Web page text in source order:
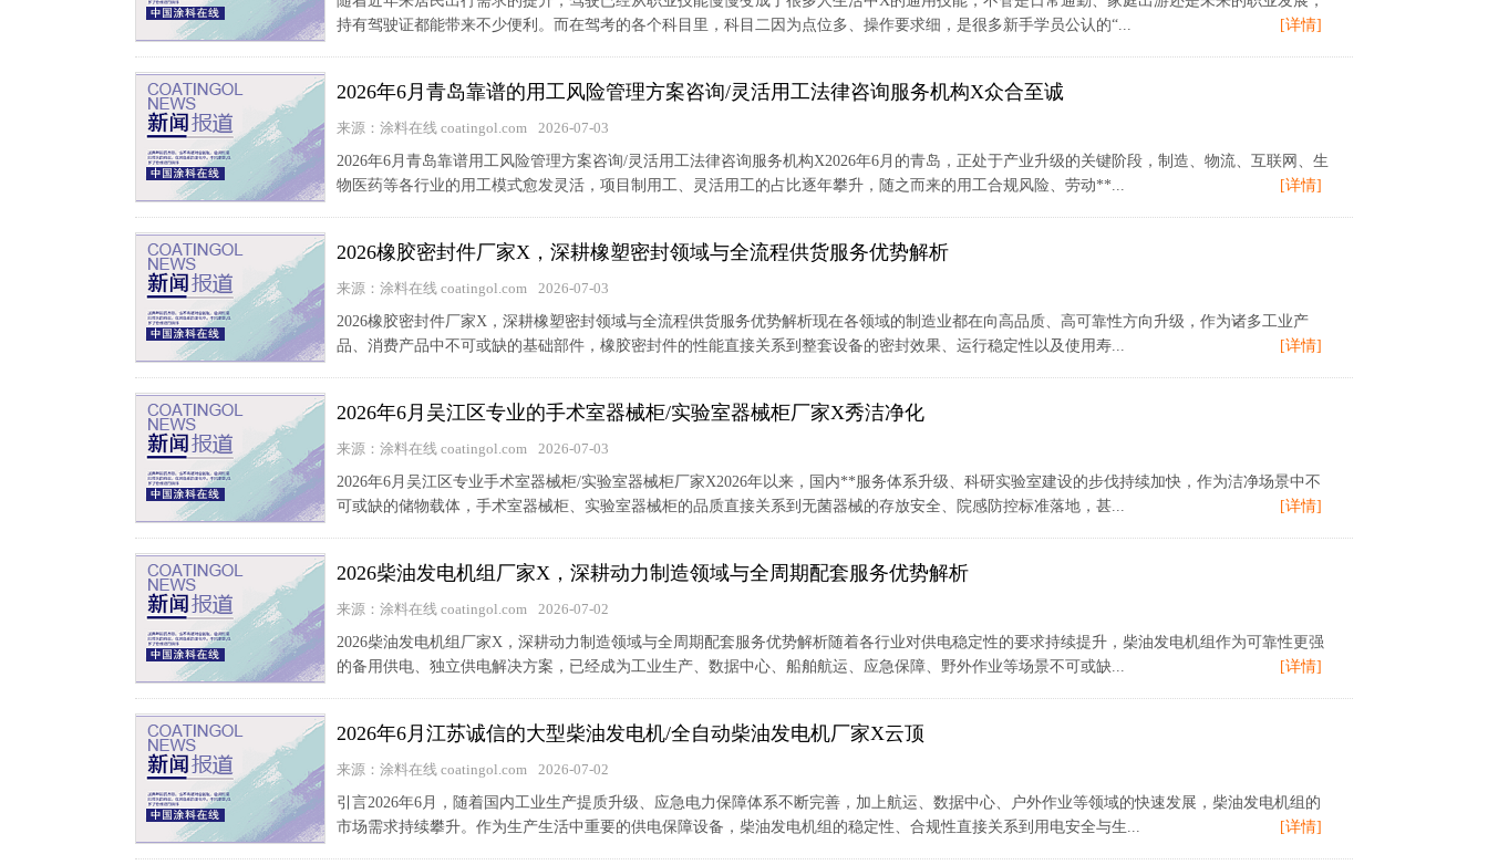
持有驾驶证都能带来不少便利。而在驾考的各个科目里，科目二因为点位多、操作要求细，是很多新手学员公认的“...
[详情]
2026年6月青岛靠谱的用工风险管理方案咨询/灵活用工法律咨询服务机构X众合至诚
来源：涂料在线 coatingol.com
2026-07-03
2026年6月青岛靠谱用工风险管理方案咨询/灵活用工法律咨询服务机构X2026年6月的青岛，正处于产业升级的关键阶段，制造、物流、互联网、生
物医药等各行业的用工模式愈发灵活，项目制用工、灵活用工的占比逐年攀升，随之而来的用工合规风险、劳动**...
[详情]
2026橡胶密封件厂家X，深耕橡塑密封领域与全流程供货服务优势解析
来源：涂料在线 coatingol.com
2026-07-03
2026橡胶密封件厂家X，深耕橡塑密封领域与全流程供货服务优势解析现在各领域的制造业都在向高品质、高可靠性方向升级，作为诸多工业产
品、消费产品中不可或缺的基础部件，橡胶密封件的性能直接关系到整套设备的密封效果、运行稳定性以及使用寿...
[详情]
2026年6月吴江区专业的手术室器械柜/实验室器械柜厂家X秀洁净化
来源：涂料在线 coatingol.com
2026-07-03
2026年6月吴江区专业手术室器械柜/实验室器械柜厂家X2026年以来，国内**服务体系升级、科研实验室建设的步伐持续加快，作为洁净场景中不
可或缺的储物载体，手术室器械柜、实验室器械柜的品质直接关系到无菌器械的存放安全、院感防控标准落地，甚...
[详情]
2026柴油发电机组厂家X，深耕动力制造领域与全周期配套服务优势解析
来源：涂料在线 coatingol.com
2026-07-02
2026柴油发电机组厂家X，深耕动力制造领域与全周期配套服务优势解析随着各行业对供电稳定性的要求持续提升，柴油发电机组作为可靠性更强
的备用供电、独立供电解决方案，已经成为工业生产、数据中心、船舶航运、应急保障、野外作业等场景不可或缺...
[详情]
2026年6月江苏诚信的大型柴油发电机/全自动柴油发电机厂家X云顶
来源：涂料在线 coatingol.com
2026-07-02
引言2026年6月，随着国内工业生产提质升级、应急电力保障体系不断完善，加上航运、数据中心、户外作业等领域的快速发展，柴油发电机组的
市场需求持续攀升。作为生产生活中重要的供电保障设备，柴油发电机组的稳定性、合规性直接关系到用电安全与生...
[详情]